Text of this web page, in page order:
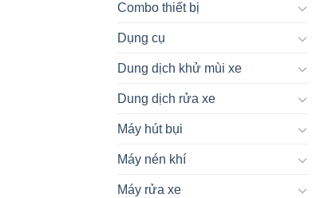
Combo thiết bị
Dụng cụ
Dung dịch khử mùi xe
Dung dịch rửa xe
Máy hút bụi
Máy nén khí
Máy rửa xe